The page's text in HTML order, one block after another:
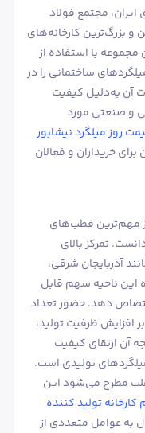
مجتمع فولاد
و بزرگ‌ترین کارخانه‌های
با استفاده از
ساختمانی را در
آن به‌دلیل کیفیت
و صنعتی مورد
روز میلگرد نیشابور
خریداران و فعالان
مهم‌ترین قطب‌های
تمرکز بالای
آذربایجان شرقی،
این ناحیه سهم قابل
دهد. حضور تعداد
افزایش ظرفیت تولید،
آن ارتقای کیفیت
تولیدی است.
مطرح می‌شود این
تولید کننده
به عوامل متعددی از